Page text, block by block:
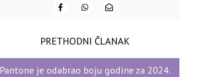
PRETHODNI ČLANAK
Pantone je odabrao boju godine za 2024.